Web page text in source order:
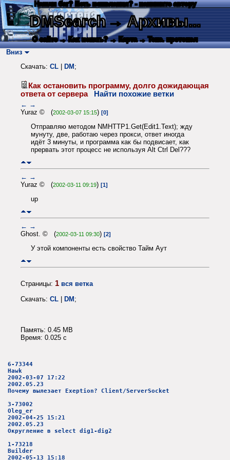
Нашли баг? Есть пожелания? - напишите автору
DMSearch→ Архивы...
О сайте → Как искать? → Карта → Текс. протокол
Вниз
Скачать: CL DM ;
Как остановить программу, долго дожидающая
ответа от сервера
Найти похожие ветки
← →
Yuraz © (2002-03-07 15:15) [0]
Отправляю методом NMHTTP1.Get(Edit1.Text); жду
мунуту, две, работаю через прокси, ответ иногда
идёт 3 минуты, и программа как бы подвисает, как
прервать этот процесс не используя Alt Ctrl Del???
← →
Yuraz © (2002-03-11 09:19) [1]
up
← →
Ghost. © (2002-03-11 09:30) [2]
У этой компоненты есть свойство Тайм Аут
Страницы: 1 вся ветка
Скачать: CL | DM;
Память: 0.45 MB
Время: 0.025 c
6-73344
Hawk
2002-03-07 17:22
2002.05.23
Почему вылезает Exeption? Client/ServerSocket
3-73002
Oleg_er
2002-04-25 15:21
2002.05.23
Округление в select dig1-dig2
1-73218
Builder
2002-05-13 15:18